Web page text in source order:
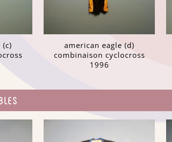
american eagle (d)
combinaison cyclocross
1996